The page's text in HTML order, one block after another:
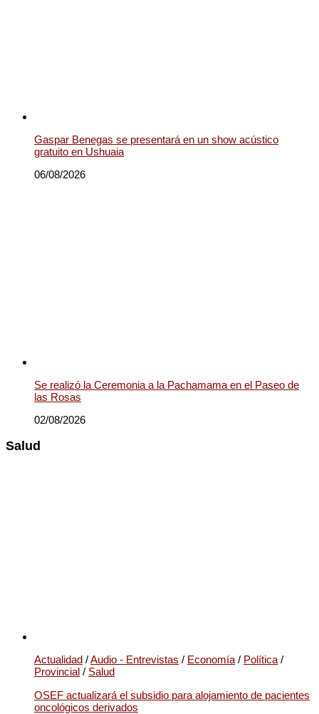
Gaspar Benegas se presentará en un show acústico
gratuito en Ushuaia
06/08/2026
Se realizó la Ceremonia a la Pachamama en el Paseo de
las Rosas
02/08/2026
Salud
Actualidad /Audio - Entrevistas / Economía/ Política/
Provincial / Salud
OSEF actualizará el subsidio para alojamiento de pacientes
oncológicos derivados